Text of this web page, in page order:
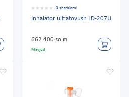
0 sharhlarni
Inhalator ultratovush LD-207U
662 400 so'm
Mavjud